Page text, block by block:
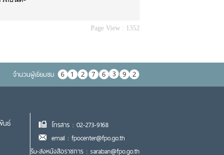
Page View : 1352
จำนวนผู้เยื่ยมชม
นธ์
โทรสาร : 02-273-9168
email : fpocenter@fpo.go.th
รับ-ส่งหนังสือราชการ : saraban@fpo.go.th